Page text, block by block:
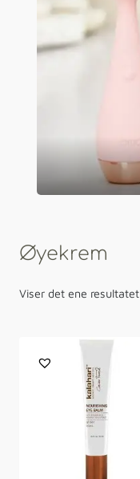
Øyekrem
Viser det ene resultatet